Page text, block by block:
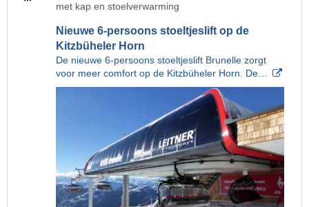
met kap en stoelverwarming
Nieuwe 6-persoons stoeltjeslift op de
Kitzbüheler Horn
De nieuwe 6-persoons stoeltjeslift Brunelle zorgt
voor meer comfort op de Kitzbüheler Horn. De…